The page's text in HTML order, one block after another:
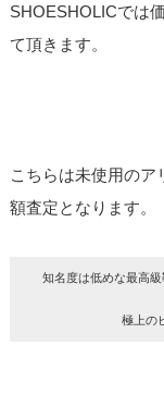
SHOESHOLICでは
て頂きます。
こちらは未使用のア
額査定となります。
知名度は低めな最高
極上の